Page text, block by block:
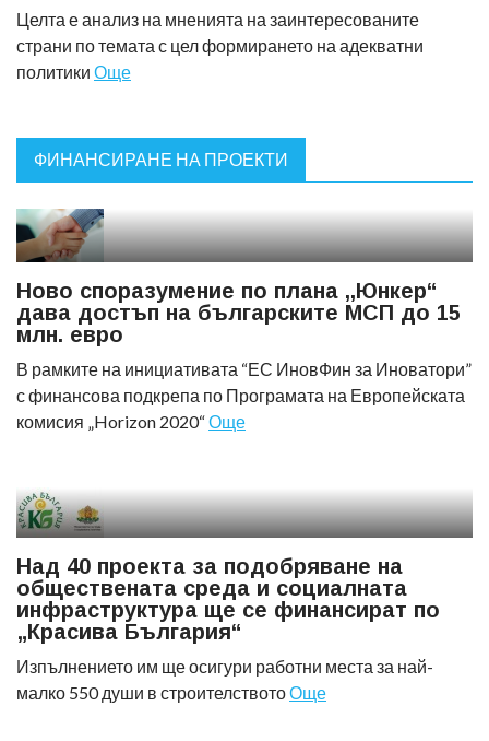
Целта е анализ на мненията на заинтересованите
страни по темата с цел формирането на адекватни
политики Още
ФИНАНСИРАНЕ НА ПРОЕКТИ
Ново споразумение по плана ,,Юнкер“
дава достъп на българските МСП до 15
млн. евро
В рамките на инициативата “ЕС ИновФин за Иноватори”
с финансова подкрепа по Програмата на Европейската
комисия „Horizon 2020“Още
Над 40 проекта за подобряване на
обществената среда и социалната
инфраструктура ще се финансират по
„Красива България“
Изпълнението им ще осигури работни места за най-
малко 550 души в строителствотоОще